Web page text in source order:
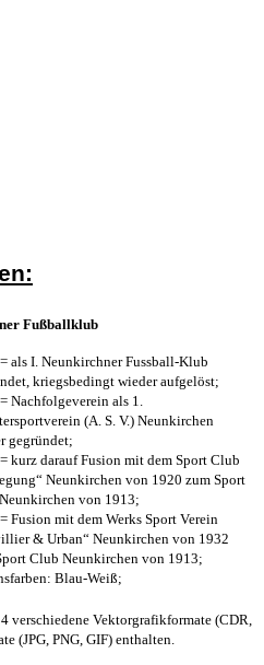
Fußballklub
als I. Neunkirchner Fussball-Klub
kriegsbedingt wieder aufgelöst;
Nachfolgeverein als 1.
(A. S. V.) Neunkirchen
gegründet;
kurz darauf Fusion mit dem Sport Club
Neunkirchen von 1920 zum Sport
von 1913;
Fusion mit dem Werks Sport Verein
& Urban“ Neunkirchen von 1932
Club Neunkirchen von 1913;
Blau-Weiß;
verschiedene Vektorgrafikformate (CDR,
(JPG, PNG, GIF) enthalten.